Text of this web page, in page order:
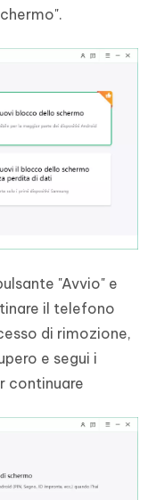
"Avvio" e
il telefono
di rimozione,
e segui i
continuare